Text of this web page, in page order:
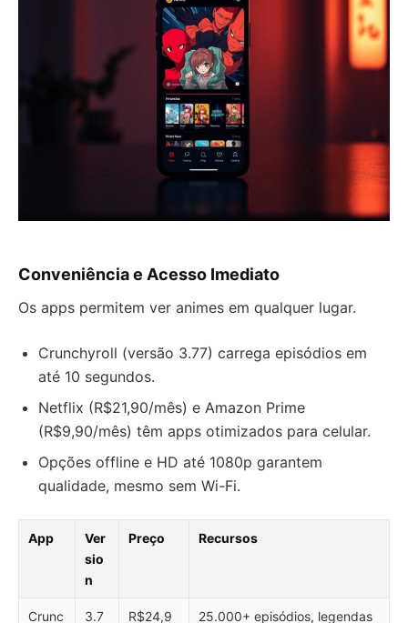
Conveniência e Acesso Imediato
Os apps permitem ver animes em qualquer lugar.
Crunchyroll (versão 3.77) carrega episódios em
até 10 segundos.
Netflix (R$21,90/mês) e Amazon Prime
(R$9,90/mês) têm apps otimizados para celular.
Opções offline e HD até 1080p garantem
qualidade, mesmo sem Wi-Fi.
App
Ver
sio
n
Preço Recursos
Crunc 3.7 R$24,9 25.000+ episódios, legendas